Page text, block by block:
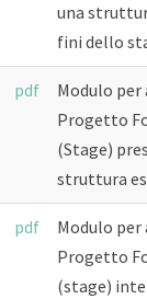
una
fini dello
pdf
Modulo
Progetto
(Stage)
struttura
pdf
Modulo
Progetto
(stage)